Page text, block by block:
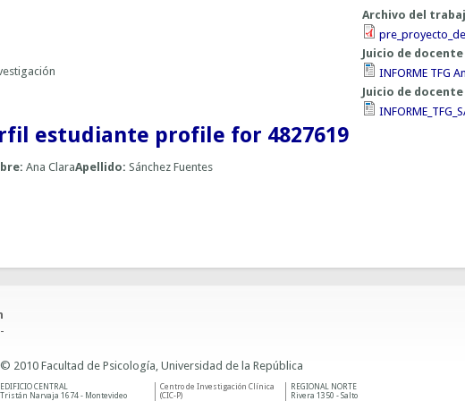
estudiante profile for 4827619
Ana ClaraApellido: Sánchez Fuentes
Archivo del
Juicio de
INFORME TFG
Juicio de
© 2010 Facultad de Psicología, Universidad de la República
REGIONAL NORTE
Rivera 1350 - Salto
Centro de Investigación Clínica
(CIC-P)
EDIFICIO CENTRAL
Tristán Narvaja 1674 - Montevideo